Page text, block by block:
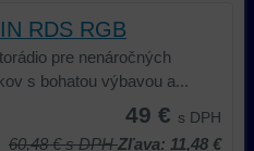
RDS RGB
pre nenáročných
s bohatou výbavou a...
49 € s DPH
60,48 €s DPH Zľava: 11,48 €